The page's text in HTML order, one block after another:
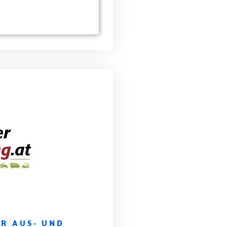
AUS- UND